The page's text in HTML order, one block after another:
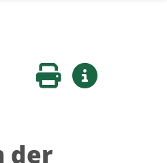
Seite druckenWeitere Infos
der